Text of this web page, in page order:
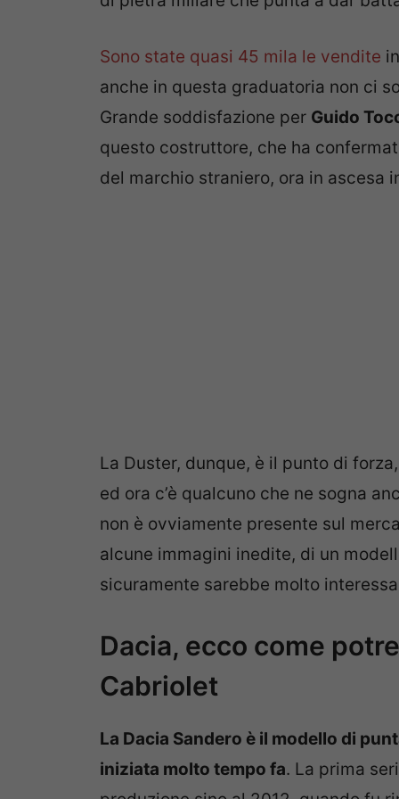
Sono state quasi 45 mila le vendite
anche in questa graduatoria non ci
Grande soddisfazione per Guido
questo costruttore, che ha
del marchio straniero, ora in ascesa
La Duster, dunque, è il punto di
ed ora c’è qualcuno che ne sogna
non è ovviamente presente sul
alcune immagini inedite, di un
sicuramente sarebbe molto
Dacia, ecco come
Cabriolet
La Dacia Sandero è il modello di
iniziata molto tempo fa. La prima